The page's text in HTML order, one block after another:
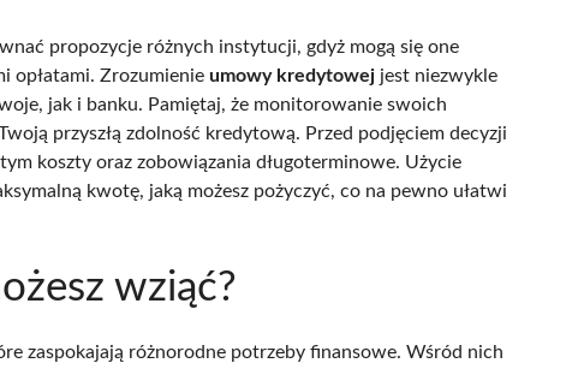
propozycje różnych instytucji, gdyż mogą się one
opłatami. Zrozumienie umowy kredytowej jest niezwykle
jak i banku. Pamiętaj, że monitorowanie swoich
przyszłą zdolność kredytową. Przed podjęciem decyzji
koszty oraz zobowiązania długoterminowe. Użycie
kwotę, jaką możesz pożyczyć, co na pewno ułatwi
wziąć?
zaspokajają różnorodne potrzeby finansowe. Wśród nich